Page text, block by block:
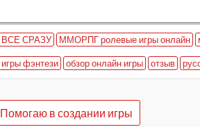
ВСЕ СРАЗУ ММОРПГ ролевые игры онлайн
игры фэнтези обзор онлайн игры отзыв
Помогаю в создании игры